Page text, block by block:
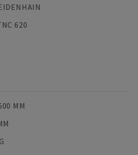
620
MM